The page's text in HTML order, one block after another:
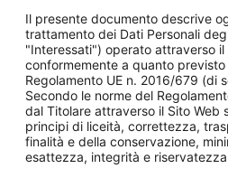
Il presente documento descrive
trattamento dei Dati Personali
"Interessati") operato attraverso il
conformemente a quanto
Regolamento UE n. 2016/679 (di
Secondo le norme del
dal Titolare attraverso il Sito Web
principi di liceità, correttezza,
finalità e della conservazione,
esattezza, integrità e